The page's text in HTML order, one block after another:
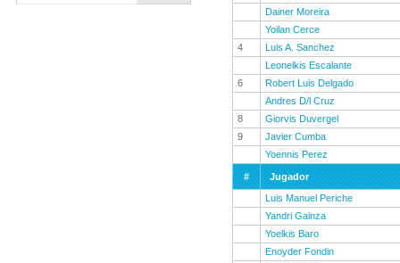
Dainer Moreira
Yoilan Cerce
4
Luis A. Sanchez
Leonelkis Escalante
6
Robert Luis Delgado
Andres D/l Cruz
8
Giorvis Duvergel
9
Javier Cumba
Yoennis Perez
#
Jugador
Luis Manuel Periche
Yandri Gainza
Yoelkis Baro
Enoyder Fondin